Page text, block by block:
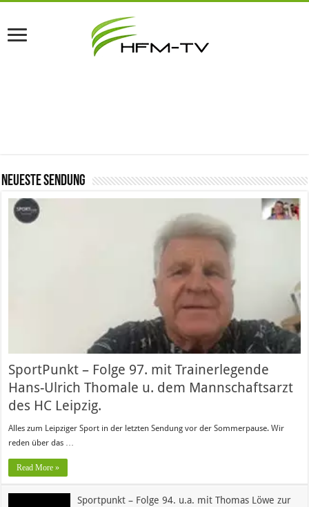
Neueste Sendung
SportPunkt – Folge 97. mit Trainerlegende
Hans-Ulrich Thomale u. dem Mannschaftsarzt
des HC Leipzig.
Alles zum Leipziger Sport in der letzten Sendung vor der Sommerpause. Wir
reden über das …
Read More »
Sportpunkt – Folge 94. u.a. mit Thomas Löwe zur